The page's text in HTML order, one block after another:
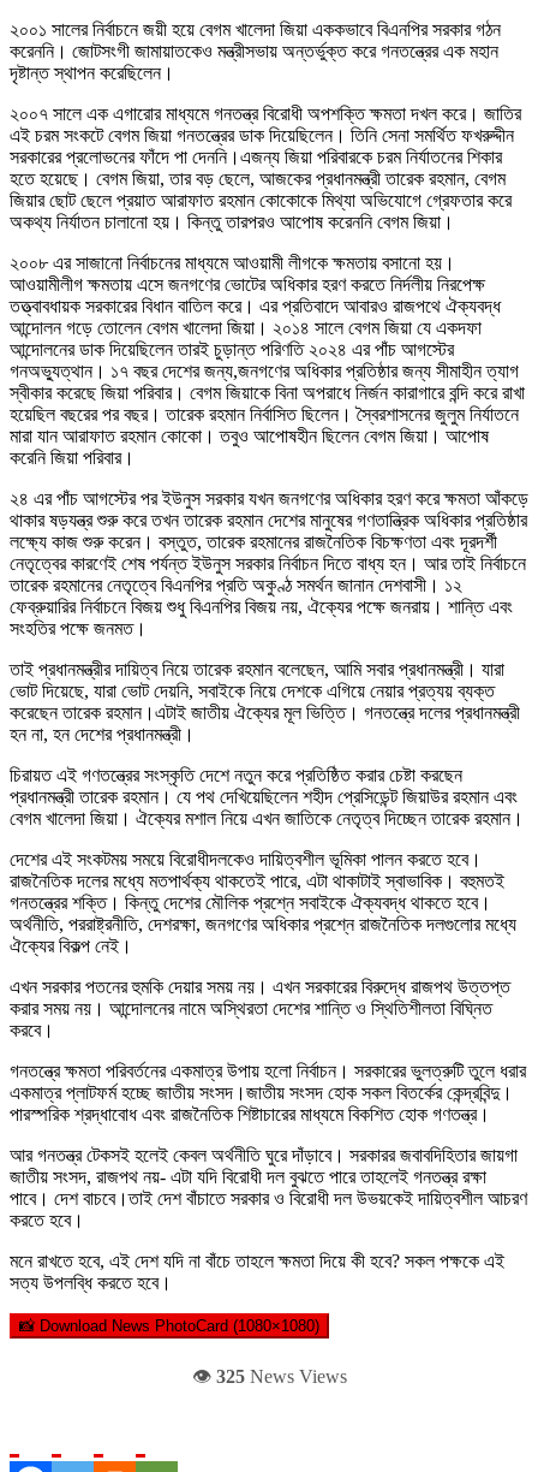
২০০১ সালের নির্বাচনে জয়ী হয়ে বেগম খালেদা জিয়া এককভাবে বিএনপির সরকার গঠন
করেননি। জোটসংগী জামায়াতকেও মন্ত্রীসভায় অন্তর্ভুক্ত করে গনতন্ত্রের এক মহান
দৃষ্টান্ত স্থাপন করেছিলেন।
২০০৭ সালে এক এগারোর মাধ্যমে গনতন্ত্র বিরোধী অপশক্তি ক্ষমতা দখল করে। জাতির
এই চরম সংকটে বেগম জিয়া গনতন্ত্রের ডাক দিয়েছিলেন। তিনি সেনা সমর্থিত ফখরুদ্দীন
সরকারের প্রলোভনের ফাঁদে পা দেননি।এজন্য জিয়া পরিবারকে চরম নির্যাতনের শিকার
হতে হয়েছে। বেগম জিয়া, তার বড় ছেলে, আজকের প্রধানমন্ত্রী তারেক রহমান, বেগম
জিয়ার ছোট ছেলে প্রয়াত আরাফাত রহমান কোকোকে মিথ্যা অভিযোগে গ্রেফতার করে
অকথ্য নির্যাতন চালানো হয়। কিন্তু তারপরও আপোষ করেননি বেগম জিয়া।
২০০৮ এর সাজানো নির্বাচনের মাধ্যমে আওয়ামী লীগকে ক্ষমতায় বসানো হয়।
আওয়ামীলীগ ক্ষমতায় এসে জনগণের ভোটের অধিকার হরণ করতে নির্দলীয় নিরপেক্ষ
তত্ত্বাবধায়ক সরকারের বিধান বাতিল করে। এর প্রতিবাদে আবারও রাজপথে ঐক্যবদ্ধ
আন্দোলন গড়ে তোলেন বেগম খালেদা জিয়া। ২০১৪ সালে বেগম জিয়া যে একদফা
আন্দোলনের ডাক দিয়েছিলেন তারই চুড়ান্ত পরিণতি ২০২৪ এর পাঁচ আগস্টের
গনঅভ্যুত্থান। ১৭ বছর দেশের জন্য,জনগণের অধিকার প্রতিষ্ঠার জন্য সীমাহীন ত্যাগ
স্বীকার করেছে জিয়া পরিবার। বেগম জিয়াকে বিনা অপরাধে নির্জন কারাগারে বন্দি করে রাখা
হয়েছিল বছরের পর বছর। তারেক রহমান নির্বাসিত ছিলেন। স্বৈরশাসনের জুলুম নির্যাতনে
মারা যান আরাফাত রহমান কোকো। তবুও আপোষহীন ছিলেন বেগম জিয়া। আপোষ
করেনি জিয়া পরিবার।
২৪ এর পাঁচ আগস্টের পর ইউনুস সরকার যখন জনগণের অধিকার হরণ করে ক্ষমতা আঁকড়ে
থাকার ষড়যন্ত্র শুরু করে তখন তারেক রহমান দেশের মানুষের গণতান্ত্রিক অধিকার প্রতিষ্ঠার
লক্ষ্যে কাজ শুরু করেন। বস্তুত, তারেক রহমানের রাজনৈতিক বিচক্ষণতা এবং দূরদর্শী
নেতৃত্বের কারণেই শেষ পর্যন্ত ইউনুস সরকার নির্বাচন দিতে বাধ্য হন। আর তাই নির্বাচনে
তারেক রহমানের নেতৃত্বে বিএনপির প্রতি অকুণ্ঠ সমর্থন জানান দেশবাসী। ১২
ফেব্রুয়ারির নির্বাচনে বিজয় শুধু বিএনপির বিজয় নয়, ঐক্যের পক্ষে জনরায়। শান্তি এবং
সংহতির পক্ষে জনমত।
তাই প্রধানমন্ত্রীর দায়িত্ব নিয়ে তারেক রহমান বলেছেন, আমি সবার প্রধানমন্ত্রী। যারা
ভোট দিয়েছে, যারা ভোট দেয়নি, সবাইকে নিয়ে দেশকে এগিয়ে নেয়ার প্রত্যয় ব্যক্ত
করেছেন তারেক রহমান।এটাই জাতীয় ঐক্যের মূল ভিত্তি। গনতন্ত্রে দলের প্রধানমন্ত্রী
হন না, হন দেশের প্রধানমন্ত্রী।
চিরায়ত এই গণতন্ত্রের সংস্কৃতি দেশে নতুন করে প্রতিষ্ঠিত করার চেষ্টা করছেন
প্রধানমন্ত্রী তারেক রহমান। যে পথ দেখিয়েছিলেন শহীদ প্রেসিডেন্ট জিয়াউর রহমান এবং
বেগম খালেদা জিয়া। ঐক্যের মশাল নিয়ে এখন জাতিকে নেতৃত্ব দিচ্ছেন তারেক রহমান।
দেশের এই সংকটময় সময়ে বিরোধীদলকেও দায়িত্বশীল ভূমিকা পালন করতে হবে।
রাজনৈতিক দলের মধ্যে মতপার্থক্য থাকতেই পারে, এটা থাকাটাই স্বাভাবিক। বহুমতই
গনতন্ত্রের শক্তি। কিন্তু দেশের মৌলিক প্রশ্নে সবাইকে ঐক্যবদ্ধ থাকতে হবে।
অর্থনীতি, পররাষ্ট্রনীতি, দেশরক্ষা, জনগণের অধিকার প্রশ্নে রাজনৈতিক দলগুলোর মধ্যে
ঐক্যের বিকল্প নেই।
এখন সরকার পতনের হুমকি দেয়ার সময় নয়। এখন সরকারের বিরুদ্ধে রাজপথ উত্তপ্ত
করার সময় নয়। আন্দোলনের নামে অস্থিরতা দেশের শান্তি ও স্থিতিশীলতা বিঘ্নিত
করবে।
গনতন্ত্রে ক্ষমতা পরিবর্তনের একমাত্র উপায় হলো নির্বাচন। সরকারের ভুলত্রুটি তুলে ধরার
একমাত্র প্লাটফর্ম হচ্ছে জাতীয় সংসদ।জাতীয় সংসদ হোক সকল বিতর্কের কেন্দ্রবিন্দু।
পারস্পরিক শ্রদ্ধাবোধ এবং রাজনৈতিক শিষ্টাচারের মাধ্যমে বিকশিত হোক গণতন্ত্র।
আর গনতন্ত্র টেকসই হলেই কেবল অর্থনীতি ঘুরে দাঁড়াবে। সরকারর জবাবদিহিতার জায়গা
জাতীয় সংসদ, রাজপথ নয়- এটা যদি বিরোধী দল বুঝতে পারে তাহলেই গনতন্ত্র রক্ষা
পাবে। দেশ বাচবে।তাই দেশ বাঁচাতে সরকার ও বিরোধী দল উভয়কেই দায়িত্বশীল আচরণ
করতে হবে।
মনে রাখতে হবে, এই দেশ যদি না বাঁচে তাহলে ক্ষমতা দিয়ে কী হবে? সকল পক্ষকে এই
সত্য উপলব্ধি করতে হবে।
📸 Download News PhotoCard (1080×1080)
👁️ 325News Views